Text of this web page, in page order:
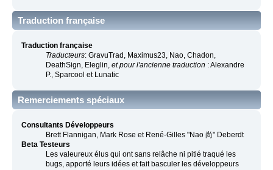
Traduction française
Traduction française
Traducteurs: GravuTrad, Maximus23, Nao, Chadon,
DeathSign, Eleglin, et pour l'ancienne traduction : Alexandre
P., Sparcool et Lunatic
Remerciements spéciaux
Consultants Développeurs
Brett Flannigan, Mark Rose et René-Gilles "Nao 尚" Deberdt
Beta Testeurs
Les valeureux élus qui ont sans relâche ni pitié traqué les
bugs, apporté leurs idées et fait basculer les développeurs